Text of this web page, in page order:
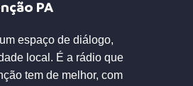
PA
espaço de diálogo,
local. É a rádio que
tem de melhor, com